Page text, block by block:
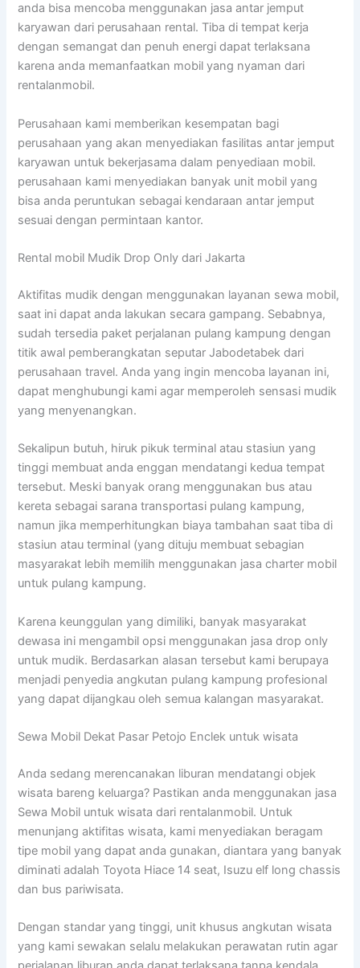
anda bisa mencoba menggunakan jasa antar jemput
karyawan dari perusahaan rental. Tiba di tempat kerja
dengan semangat dan penuh energi dapat terlaksana
karena anda memanfaatkan mobil yang nyaman dari
rentalanmobil.
Perusahaan kami memberikan kesempatan bagi
perusahaan yang akan menyediakan fasilitas antar jemput
karyawan untuk bekerjasama dalam penyediaan mobil.
perusahaan kami menyediakan banyak unit mobil yang
bisa anda peruntukan sebagai kendaraan antar jemput
sesuai dengan permintaan kantor.
Rental mobil Mudik Drop Only dari Jakarta
Aktifitas mudik dengan menggunakan layanan sewa mobil,
saat ini dapat anda lakukan secara gampang. Sebabnya,
sudah tersedia paket perjalanan pulang kampung dengan
titik awal pemberangkatan seputar Jabodetabek dari
perusahaan travel. Anda yang ingin mencoba layanan ini,
dapat menghubungi kami agar memperoleh sensasi mudik
yang menyenangkan.
Sekalipun butuh, hiruk pikuk terminal atau stasiun yang
tinggi membuat anda enggan mendatangi kedua tempat
tersebut. Meski banyak orang menggunakan bus atau
kereta sebagai sarana transportasi pulang kampung,
namun jika memperhitungkan biaya tambahan saat tiba di
stasiun atau terminal (yang dituju membuat sebagian
masyarakat lebih memilih menggunakan jasa charter mobil
untuk pulang kampung.
Karena keunggulan yang dimiliki, banyak masyarakat
dewasa ini mengambil opsi menggunakan jasa drop only
untuk mudik. Berdasarkan alasan tersebut kami berupaya
menjadi penyedia angkutan pulang kampung profesional
yang dapat dijangkau oleh semua kalangan masyarakat.
Sewa Mobil Dekat Pasar Petojo Enclek untuk wisata
Anda sedang merencanakan liburan mendatangi objek
wisata bareng keluarga? Pastikan anda menggunakan jasa
Sewa Mobil untuk wisata dari rentalanmobil. Untuk
menunjang aktifitas wisata, kami menyediakan beragam
tipe mobil yang dapat anda gunakan, diantara yang banyak
diminati adalah Toyota Hiace 14 seat, Isuzu elf long chassis
dan bus pariwisata.
Dengan standar yang tinggi, unit khusus angkutan wisata
yang kami sewakan selalu melakukan perawatan rutin agar